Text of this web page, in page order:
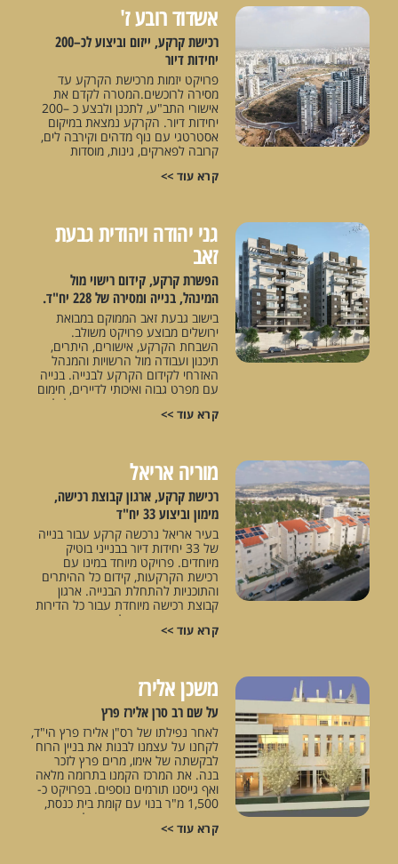
אשדוד רובע ז'
רכישת קרקע, ייזום וביצוע לכ–200
יחידות דיור
פרויקט יזמות מרכישת הקרקע עד
מסירה לרוכשים.המטרה לקדם את
אישורי התב"ע, לתכנן ולבצע כ –200
יחידות דיור. הקרקע נמצאת במיקום
אסטרטגי עם נוף מדהים וקירבה לים,
קרובה לפארקים, גינות, מוסדות
ציבור,חנויות ונמצאת במיקום המאפשר
גישה נוחה וקרובה לכל מקום. נמצא
קרא עוד >>
גני יהודה ויהודית גבעת
זאב
הפשרת קרקע, קידום רישוי מול
המינהל, בנייה ומסירה של 228 יח"ד.
בישוב גבעת זאב הממוקם במבואת
ירושלים מבוצע פרויקט משולב.
השבחת הקרקע, אישורים, היתרים,
תיכנון ועבודה מול הרשויות והמנהל
האזרחי לקידום הקרקע לבנייה. בנייה
עם מפרט גבוה ואיכותי לדיירים, חימום
תת רצפתי, מרפסות שמש, נוף לכל
ירושלים מכל דירה, בניינים בעלי אופי
חומרים ואביזרים ברמה הגבוהה ביותר.
חלק א' בפרויקט הסתיים ונמסר
בהצלחה ל140 רוכשים מאושרים. חלק
ב' של הפרויקט נמצא בשלבים
מתקדמים ומתוכנן להימסר בחודשים
הקרובים.
קרא עוד >>
מוריה אריאל
רכישת קרקע, ארגון קבוצת רכישה,
מימון וביצוע 33 יח"ד
בעיר אריאל נרכשה קרקע עבור בנייה
של 33 יחידות דיור בבנייני בוטיק
מיוחדים. פרויקט מיוחד במינו עם
רכישת הקרקעות, קידום כל ההיתרים
והתוכניות להתחלת הבנייה. ארגון
קבוצת רכישה מיוחדת עבור כל הדירות
ועבודה בשקיפות מול קבוצת הרוכשים
לאורך כל תהליך הבנייה. ביצוע
על טיב ואיכות הבנייה.
קרא עוד >>
משכן אלירז
על שם רב סרן אלירז פרץ
לאחר נפילתו של רס"ן אלירז פרץ הי"ד,
לקחנו על עצמנו לבנות את בניין הרוח
לבקשתה של אימו, מרים פרץ לזכר
בנה. את המרכז הקמנו בתרומה מלאה
ואף גייסנו תורמים נוספים. בפרויקט כ-
1,500 מ"ר בנוי עם קומת בית כנסת,
עזרת נשים, בית מדרש, מקלט, חדרים
לחיילים בודדים ואולם הרצאות לחיילי
קרא עוד >>